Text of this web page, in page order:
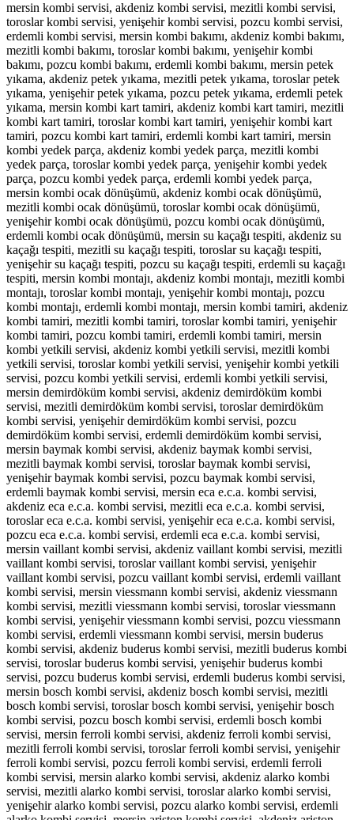
mersin kombi servisi, akdeniz kombi servisi, mezitli kombi servisi,
toroslar kombi servisi, yenişehir kombi servisi, pozcu kombi servisi,
erdemli kombi servisi, mersin kombi bakımı, akdeniz kombi bakımı,
mezitli kombi bakımı, toroslar kombi bakımı, yenişehir kombi
bakımı, pozcu kombi bakımı, erdemli kombi bakımı, mersin petek
yıkama, akdeniz petek yıkama, mezitli petek yıkama, toroslar petek
yıkama, yenişehir petek yıkama, pozcu petek yıkama, erdemli petek
yıkama, mersin kombi kart tamiri, akdeniz kombi kart tamiri, mezitli
kombi kart tamiri, toroslar kombi kart tamiri, yenişehir kombi kart
tamiri, pozcu kombi kart tamiri, erdemli kombi kart tamiri, mersin
kombi yedek parça, akdeniz kombi yedek parça, mezitli kombi
yedek parça, toroslar kombi yedek parça, yenişehir kombi yedek
parça, pozcu kombi yedek parça, erdemli kombi yedek parça,
mersin kombi ocak dönüşümü, akdeniz kombi ocak dönüşümü,
mezitli kombi ocak dönüşümü, toroslar kombi ocak dönüşümü,
yenişehir kombi ocak dönüşümü, pozcu kombi ocak dönüşümü,
erdemli kombi ocak dönüşümü, mersin su kaçağı tespiti, akdeniz su
kaçağı tespiti, mezitli su kaçağı tespiti, toroslar su kaçağı tespiti,
yenişehir su kaçağı tespiti, pozcu su kaçağı tespiti, erdemli su kaçağı
tespiti, mersin kombi montajı, akdeniz kombi montajı, mezitli kombi
montajı, toroslar kombi montajı, yenişehir kombi montajı, pozcu
kombi montajı, erdemli kombi montajı, mersin kombi tamiri, akdeniz
kombi tamiri, mezitli kombi tamiri, toroslar kombi tamiri, yenişehir
kombi tamiri, pozcu kombi tamiri, erdemli kombi tamiri, mersin
kombi yetkili servisi, akdeniz kombi yetkili servisi, mezitli kombi
yetkili servisi, toroslar kombi yetkili servisi, yenişehir kombi yetkili
servisi, pozcu kombi yetkili servisi, erdemli kombi yetkili servisi,
mersin demirdöküm kombi servisi, akdeniz demirdöküm kombi
servisi, mezitli demirdöküm kombi servisi, toroslar demirdöküm
kombi servisi, yenişehir demirdöküm kombi servisi, pozcu
demirdöküm kombi servisi, erdemli demirdöküm kombi servisi,
mersin baymak kombi servisi, akdeniz baymak kombi servisi,
mezitli baymak kombi servisi, toroslar baymak kombi servisi,
yenişehir baymak kombi servisi, pozcu baymak kombi servisi,
erdemli baymak kombi servisi, mersin eca e.c.a. kombi servisi,
akdeniz eca e.c.a. kombi servisi, mezitli eca e.c.a. kombi servisi,
toroslar eca e.c.a. kombi servisi, yenişehir eca e.c.a. kombi servisi,
pozcu eca e.c.a. kombi servisi, erdemli eca e.c.a. kombi servisi,
mersin vaillant kombi servisi, akdeniz vaillant kombi servisi, mezitli
vaillant kombi servisi, toroslar vaillant kombi servisi, yenişehir
vaillant kombi servisi, pozcu vaillant kombi servisi, erdemli vaillant
kombi servisi, mersin viessmann kombi servisi, akdeniz viessmann
kombi servisi, mezitli viessmann kombi servisi, toroslar viessmann
kombi servisi, yenişehir viessmann kombi servisi, pozcu viessmann
kombi servisi, erdemli viessmann kombi servisi, mersin buderus
kombi servisi, akdeniz buderus kombi servisi, mezitli buderus kombi
servisi, toroslar buderus kombi servisi, yenişehir buderus kombi
servisi, pozcu buderus kombi servisi, erdemli buderus kombi servisi,
mersin bosch kombi servisi, akdeniz bosch kombi servisi, mezitli
bosch kombi servisi, toroslar bosch kombi servisi, yenişehir bosch
kombi servisi, pozcu bosch kombi servisi, erdemli bosch kombi
servisi, mersin ferroli kombi servisi, akdeniz ferroli kombi servisi,
mezitli ferroli kombi servisi, toroslar ferroli kombi servisi, yenişehir
ferroli kombi servisi, pozcu ferroli kombi servisi, erdemli ferroli
kombi servisi, mersin alarko kombi servisi, akdeniz alarko kombi
servisi, mezitli alarko kombi servisi, toroslar alarko kombi servisi,
yenişehir alarko kombi servisi, pozcu alarko kombi servisi, erdemli